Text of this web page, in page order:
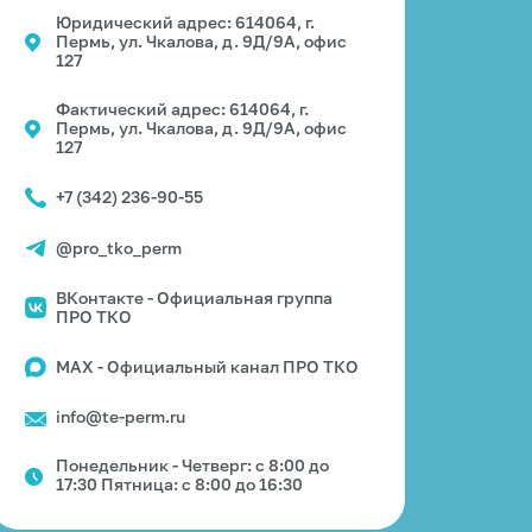
Юридический адрес: 614064, г.
Пермь, ул. Чкалова, д. 9Д/9А, офис
127
Фактический адрес: 614064, г.
Пермь, ул. Чкалова, д. 9Д/9А, офис
127
+7 (342) 236-90-55
@pro_tko_perm
ВКонтакте - Официальная группа
ПРО ТКО
MAX - Официальный канал ПРО ТКО
info@te-perm.ru
Понедельник - Четверг: с 8:00 до
17:30 Пятница: с 8:00 до 16:30